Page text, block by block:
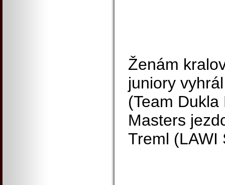
Ženám
juniory
(Team
Masters
Treml (LAWI